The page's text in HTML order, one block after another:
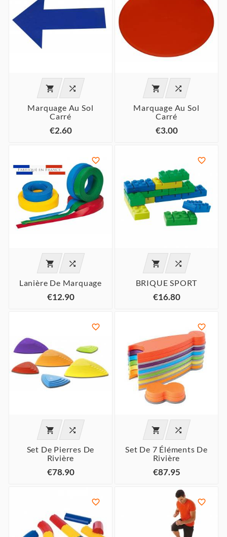
 
Marquage Au Sol
Carré
€2.60
 
Marquage Au Sol
Carré
€3.00

 
Lanière De Marquage
€12.90

 
BRIQUE SPORT
€16.80

 
Set De Pierres De
Rivière
€78.90

 
Set De 7 Éléments De
Rivière
€87.95
 